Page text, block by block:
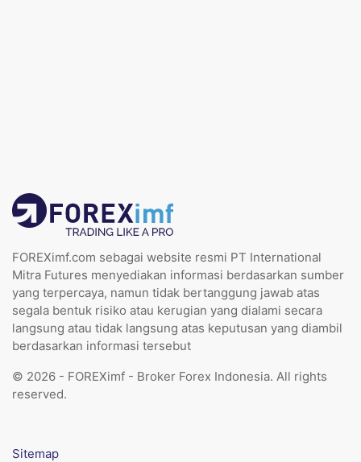
FOREXimf.com sebagai website resmi PT International
Mitra Futures menyediakan informasi berdasarkan sumber
yang terpercaya, namun tidak bertanggung jawab atas
segala bentuk risiko atau kerugian yang dialami secara
langsung atau tidak langsung atas keputusan yang diambil
berdasarkan informasi tersebut
© 2026 - FOREXimf - Broker Forex Indonesia. All rights
reserved.
Sitemap